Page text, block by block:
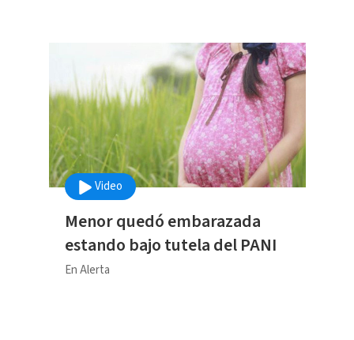
Video
Menor quedó embarazada
estando bajo tutela del PANI
En Alerta